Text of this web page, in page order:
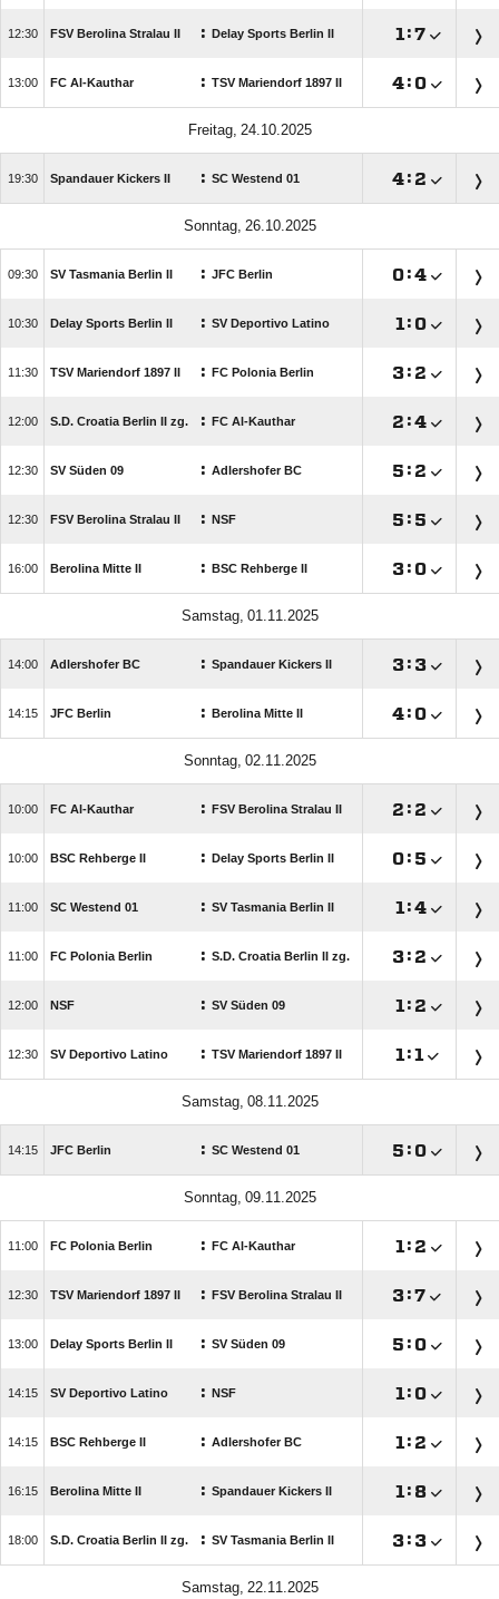
 FSV Berolina Stralau II : Delay Sports Berlin II  :
 FC Al-Kauthar : TSV Mariendorf 1897 II : 
 
 Spandauer Kickers II : SC Westend 01 : 
 
 SV Tasmania Berlin II : JFC Berlin :
 Delay Sports Berlin II : SV Deportivo Latino  : 
 TSV Mariendorf 1897 II : FC Polonia Berlin : 
 S.D. Croatia Berlin II zg. : FC Al-Kauthar  :
 SV Süden 09 : Adlershofer BC  : 
 FSV Berolina Stralau II : NSF  : 
 Berolina Mitte II : BSC Rehberge II : 
 
 Adlershofer BC : Spandauer Kickers II : 
 JFC Berlin : Berolina Mitte II : 
 
 FC Al-Kauthar : FSV Berolina Stralau II  : 
 BSC Rehberge II : Delay Sports Berlin II : 
 SC Westend 01 : SV Tasmania Berlin II  :
 FC Polonia Berlin : S.D. Croatia Berlin II zg. : 
 NSF : SV Süden 09  : 
 SV Deportivo Latino : TSV Mariendorf 1897 II  :
 
 JFC Berlin : SC Westend 01  : 
 
 FC Polonia Berlin : FC Al-Kauthar  : 
 TSV Mariendorf 1897 II : FSV Berolina Stralau II :
 Delay Sports Berlin II : SV Süden 09  : 
 SV Deportivo Latino : NSF  : 
 BSC Rehberge II : Adlershofer BC  : 
 Berolina Mitte II : Spandauer Kickers II  : 
 S.D. Croatia Berlin II zg. : SV Tasmania Berlin II : 
 